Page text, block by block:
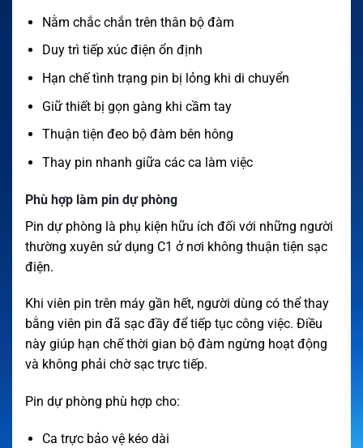
Nằm chắc chắn trên thân bộ đàm
Duy trì tiếp xúc điện ổn định
Hạn chế tình trạng pin bị lỏng khi di chuyển
Giữ thiết bị gọn gàng khi cầm tay
Thuận tiện đeo bộ đàm bên hông
Thay pin nhanh giữa các ca làm việc
Phù hợp làm pin dự phòng
Pin dự phòng là phụ kiện hữu ích đối với những người
thường xuyên sử dụng C1 ở nơi không thuận tiện sạc
điện.
Khi viên pin trên máy gần hết, người dùng có thể thay
bằng viên pin đã sạc đầy để tiếp tục công việc. Điều
này giúp hạn chế thời gian bộ đàm ngừng hoạt động
và không phải chờ sạc trực tiếp.
Pin dự phòng phù hợp cho:
Ca trực bảo vệ kéo dài